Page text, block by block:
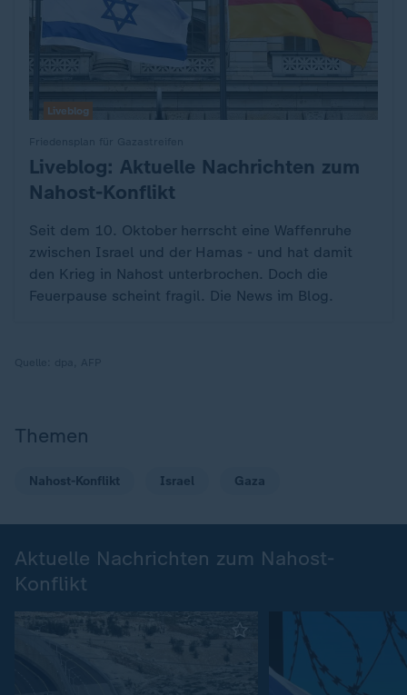
:Liveblog: Aktuelle Nachrichten zum
Nahost-Konflikt
Seit dem 10. Oktober herrscht eine Waffenruhe
zwischen Israel und der Hamas - und hat damit
den Krieg in Nahost unterbrochen. Doch die
Feuerpause scheint fragil. Die News im Blog.
Liveblog
Themen
Nahost-Konflikt Israel Gaza
Aktuelle Nachrichten zum Nahost-
Konflikt